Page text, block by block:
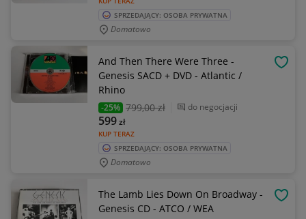
SPRZEDAJĄCY: OSOBA PRYWATNA
Domatowo
And Then There Were Three -
Genesis SACD + DVD - Atlantic /
Rhino
-25% 799,00 zł do negocjacji
KUP TERAZ
599zł
SPRZEDAJĄCY: OSOBA PRYWATNA
Domatowo
The Lamb Lies Down On Broadway -
Genesis CD - ATCO / WEA